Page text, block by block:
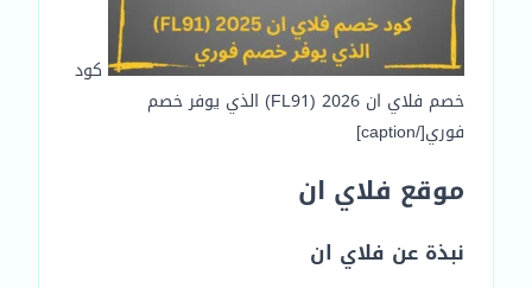
كود
خصم فلاي ان 2026 (FL91) الذي يوفر خصم
فوري[/caption]
موقع فلاي ان
نبذة عن فلاي ان